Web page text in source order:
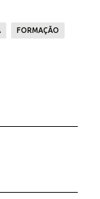
FORMAÇÃO